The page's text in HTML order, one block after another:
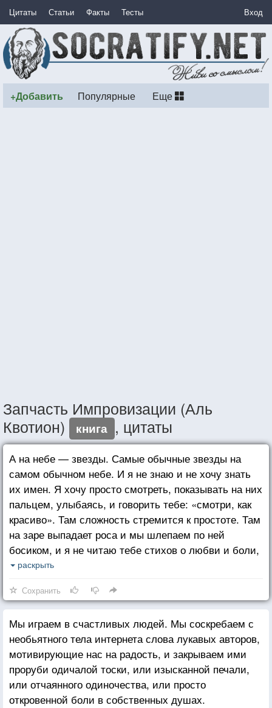
Цитаты Статьи Факты Тесты Вход
+Добавить Популярные Еще
Запчасть Импровизации (Аль
Квотион)
книга , цитаты
А на небе — звезды. Самые обычные звезды на
самом обычном небе. И я не знаю и не хочу знать
их имен. Я хочу просто смотреть, показывать на них
пальцем, улыбаясь, и говорить тебе: «смотри, как
красиво». Там сложность стремится к простоте. Там
на заре выпадает роса и мы шлепаем по ней
босиком, и я не читаю тебе стихов о любви и боли,
жизни и смерти: я зову тебя купаться, потому что
И если напрячь фантазию, то можно представить,
что мы летим между ними. А вечером мы пьем чай.
С сушками. И все тайны бытия, риторические
вопросы, тягостные мысли и нерешенные дела
молча ждут нас с той стороны двери.
раскрыть
Сохранить
Мы играем в счастливых людей. Мы соскребаем с
необьятного тела интернета слова лукавых авторов,
мотивирующие нас на радость, и закрываем ими
проруби одичалой тоски, или изысканной печали,
или отчаянного одиночества, или просто
откровенной боли в собственных душах.